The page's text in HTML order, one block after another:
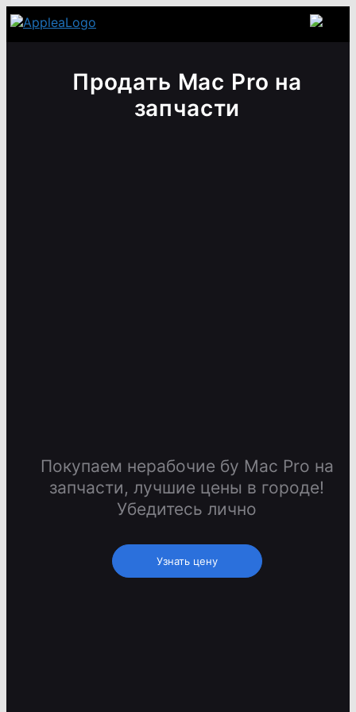
Продать Mac Pro на
запчасти
Покупаем нерабочие бу Mac Pro на
запчасти, лучшие цены в городе!
Убедитесь лично
Узнать цену